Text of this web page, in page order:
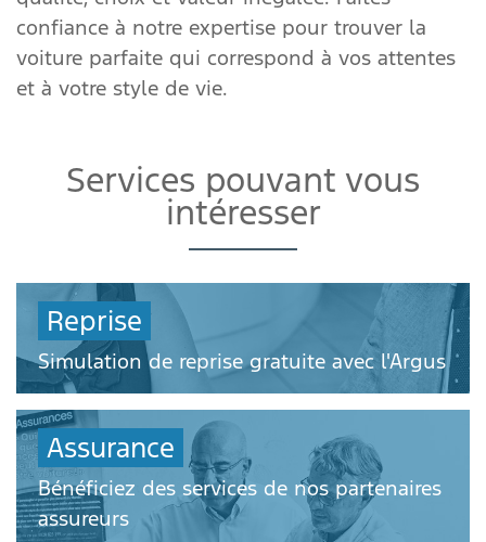
confiance à notre expertise pour trouver la
voiture parfaite qui correspond à vos attentes
et à votre style de vie.
Services pouvant vous
intéresser
Reprise
Simulation de reprise gratuite avec l'Argus
Assurance
Bénéficiez des services de nos partenaires
assureurs